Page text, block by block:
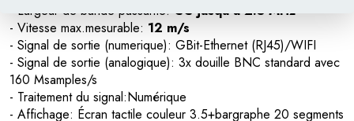
- Largeur de bande passante: CC jusqu'à 2.5 MHz
- Vitesse max.mesurable: 12 m/s
- Signal de sortie (numerique): GBit-Ethernet (RJ45)/WIFI
- Signal de sortie (analogique): 3x douille BNC standard avec
160 Msamples/s
- Traitement du signal:Numérique
- Affichage: Écran tactile couleur 3.5+bargraphe 20 segments